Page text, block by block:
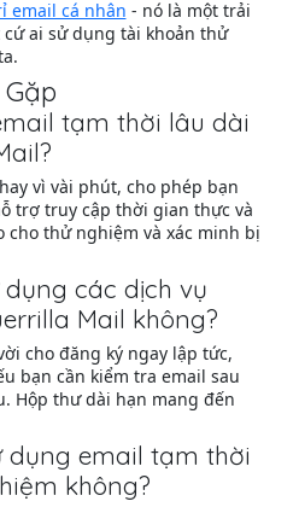
email cá nhân - nó là một trải
ai sử dụng tài khoản thử
tạm thời lâu dài
vì vài phút, cho phép bạn
trợ truy cập thời gian thực và
cho thử nghiệm và xác minh bị
các dịch vụ
Mail không?
cho đăng ký ngay lập tức,
bạn cần kiểm tra email sau
Hộp thư dài hạn mang đến
dụng email tạm thời
không?